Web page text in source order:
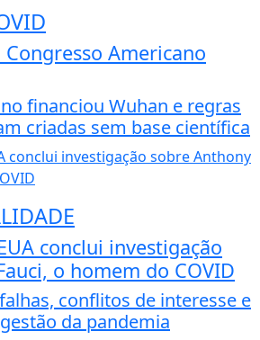
Americano
financiou Wuhan e regras
criadas sem base científica
conclui investigação
o homem do COVID
conflitos de interesse e
da pandemia